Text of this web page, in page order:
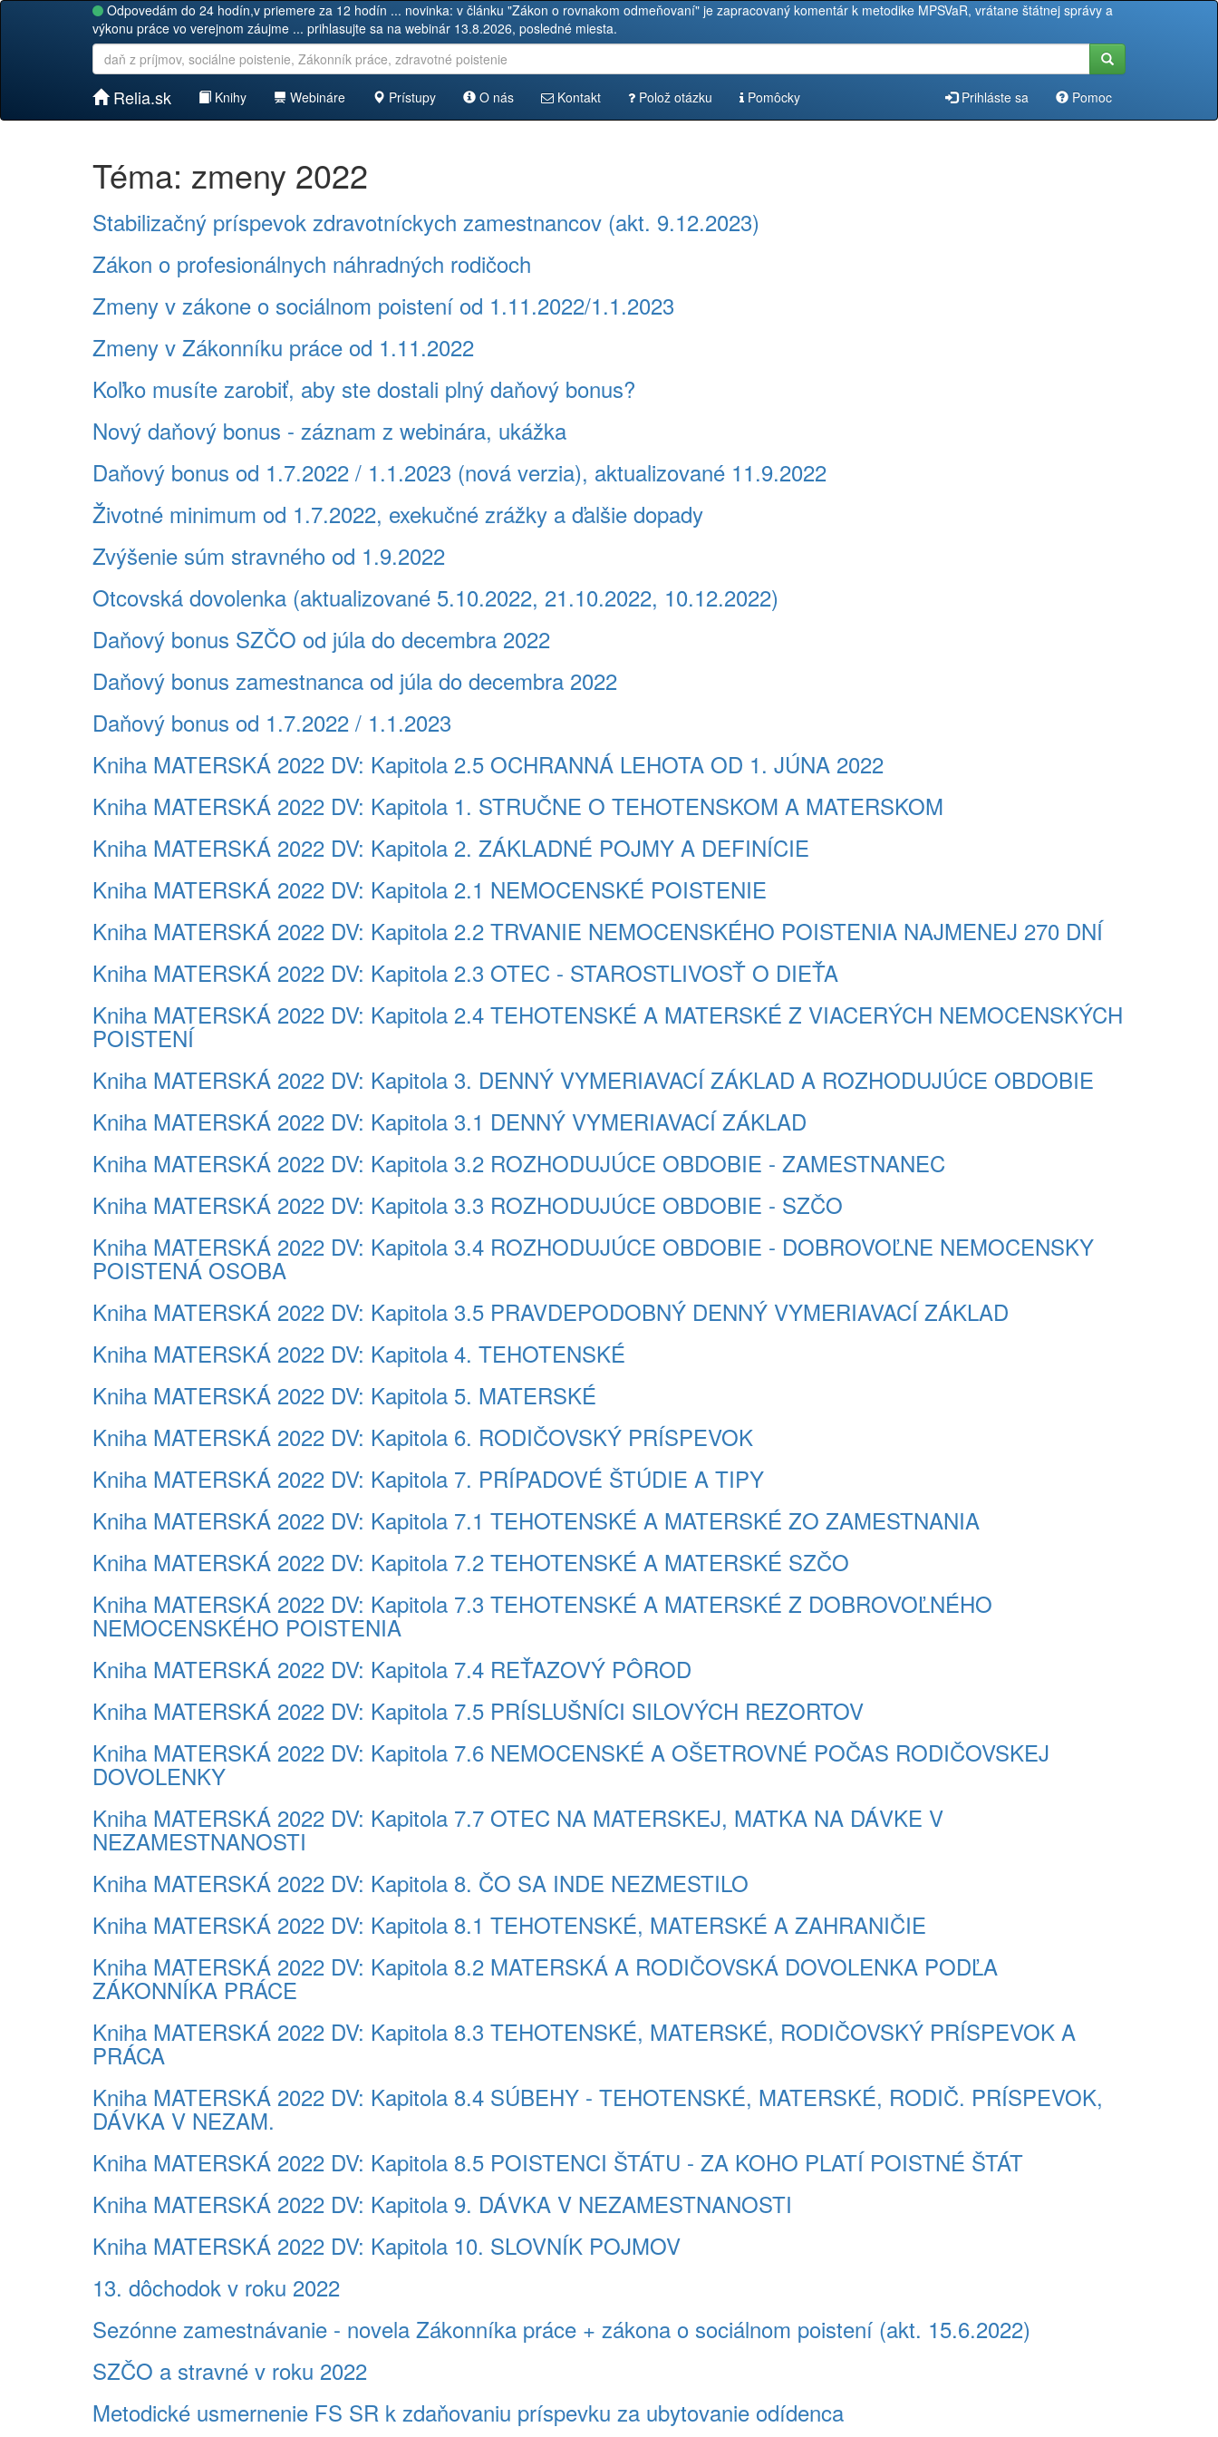
Odpovedám do 24 hodín,v priemere za 12 hodín ... novinka: v článku "Zákon o rovnakom odmeňovaní" je zapracovaný komentár k metodike MPSVaR, vrátane štátnej správy a
výkonu práce vo verejnom záujme ... prihlasujte sa na webinár 13.8.2026, posledné miesta.
Relia.sk Knihy Webináre Prístupy O nás Kontakt Polož otázku Pomôcky Prihláste sa Pomoc
Téma: zmeny 2022
Stabilizačný príspevok zdravotníckych zamestnancov (akt. 9.12.2023)
Zákon o profesionálnych náhradných rodičoch
Zmeny v zákone o sociálnom poistení od 1.11.2022/1.1.2023
Zmeny v Zákonníku práce od 1.11.2022
Koľko musíte zarobiť, aby ste dostali plný daňový bonus?
Nový daňový bonus - záznam z webinára, ukážka
Daňový bonus od 1.7.2022 / 1.1.2023 (nová verzia), aktualizované 11.9.2022
Životné minimum od 1.7.2022, exekučné zrážky a ďalšie dopady
Zvýšenie súm stravného od 1.9.2022
Otcovská dovolenka (aktualizované 5.10.2022, 21.10.2022, 10.12.2022)
Daňový bonus SZČO od júla do decembra 2022
Daňový bonus zamestnanca od júla do decembra 2022
Daňový bonus od 1.7.2022 / 1.1.2023
Kniha MATERSKÁ 2022 DV: Kapitola 2.5 OCHRANNÁ LEHOTA OD 1. JÚNA 2022
Kniha MATERSKÁ 2022 DV: Kapitola 1. STRUČNE O TEHOTENSKOM A MATERSKOM
Kniha MATERSKÁ 2022 DV: Kapitola 2. ZÁKLADNÉ POJMY A DEFINÍCIE
Kniha MATERSKÁ 2022 DV: Kapitola 2.1 NEMOCENSKÉ POISTENIE
Kniha MATERSKÁ 2022 DV: Kapitola 2.2 TRVANIE NEMOCENSKÉHO POISTENIA NAJMENEJ 270 DNÍ
Kniha MATERSKÁ 2022 DV: Kapitola 2.3 OTEC - STAROSTLIVOSŤ O DIEŤA
Kniha MATERSKÁ 2022 DV: Kapitola 2.4 TEHOTENSKÉ A MATERSKÉ Z VIACERÝCH NEMOCENSKÝCH
POISTENÍ
Kniha MATERSKÁ 2022 DV: Kapitola 3. DENNÝ VYMERIAVACÍ ZÁKLAD A ROZHODUJÚCE OBDOBIE
Kniha MATERSKÁ 2022 DV: Kapitola 3.1 DENNÝ VYMERIAVACÍ ZÁKLAD
Kniha MATERSKÁ 2022 DV: Kapitola 3.2 ROZHODUJÚCE OBDOBIE - ZAMESTNANEC
Kniha MATERSKÁ 2022 DV: Kapitola 3.3 ROZHODUJÚCE OBDOBIE - SZČO
Kniha MATERSKÁ 2022 DV: Kapitola 3.4 ROZHODUJÚCE OBDOBIE - DOBROVOĽNE NEMOCENSKY
POISTENÁ OSOBA
Kniha MATERSKÁ 2022 DV: Kapitola 3.5 PRAVDEPODOBNÝ DENNÝ VYMERIAVACÍ ZÁKLAD
Kniha MATERSKÁ 2022 DV: Kapitola 4. TEHOTENSKÉ
Kniha MATERSKÁ 2022 DV: Kapitola 5. MATERSKÉ
Kniha MATERSKÁ 2022 DV: Kapitola 6. RODIČOVSKÝ PRÍSPEVOK
Kniha MATERSKÁ 2022 DV: Kapitola 7. PRÍPADOVÉ ŠTÚDIE A TIPY
Kniha MATERSKÁ 2022 DV: Kapitola 7.1 TEHOTENSKÉ A MATERSKÉ ZO ZAMESTNANIA
Kniha MATERSKÁ 2022 DV: Kapitola 7.2 TEHOTENSKÉ A MATERSKÉ SZČO
Kniha MATERSKÁ 2022 DV: Kapitola 7.3 TEHOTENSKÉ A MATERSKÉ Z DOBROVOĽNÉHO
NEMOCENSKÉHO POISTENIA
Kniha MATERSKÁ 2022 DV: Kapitola 7.4 REŤAZOVÝ PÔROD
Kniha MATERSKÁ 2022 DV: Kapitola 7.5 PRÍSLUŠNÍCI SILOVÝCH REZORTOV
Kniha MATERSKÁ 2022 DV: Kapitola 7.6 NEMOCENSKÉ A OŠETROVNÉ POČAS RODIČOVSKEJ
DOVOLENKY
Kniha MATERSKÁ 2022 DV: Kapitola 7.7 OTEC NA MATERSKEJ, MATKA NA DÁVKE V
NEZAMESTNANOSTI
Kniha MATERSKÁ 2022 DV: Kapitola 8. ČO SA INDE NEZMESTILO
Kniha MATERSKÁ 2022 DV: Kapitola 8.1 TEHOTENSKÉ, MATERSKÉ A ZAHRANIČIE
Kniha MATERSKÁ 2022 DV: Kapitola 8.2 MATERSKÁ A RODIČOVSKÁ DOVOLENKA PODĽA
ZÁKONNÍKA PRÁCE
Kniha MATERSKÁ 2022 DV: Kapitola 8.3 TEHOTENSKÉ, MATERSKÉ, RODIČOVSKÝ PRÍSPEVOK A
PRÁCA
Kniha MATERSKÁ 2022 DV: Kapitola 8.4 SÚBEHY - TEHOTENSKÉ, MATERSKÉ, RODIČ. PRÍSPEVOK,
DÁVKA V NEZAM.
Kniha MATERSKÁ 2022 DV: Kapitola 8.5 POISTENCI ŠTÁTU - ZA KOHO PLATÍ POISTNÉ ŠTÁT
Kniha MATERSKÁ 2022 DV: Kapitola 9. DÁVKA V NEZAMESTNANOSTI
Kniha MATERSKÁ 2022 DV: Kapitola 10. SLOVNÍK POJMOV
13. dôchodok v roku 2022
Sezónne zamestnávanie - novela Zákonníka práce + zákona o sociálnom poistení (akt. 15.6.2022)
SZČO a stravné v roku 2022
Metodické usmernenie FS SR k zdaňovaniu príspevku za ubytovanie odídenca